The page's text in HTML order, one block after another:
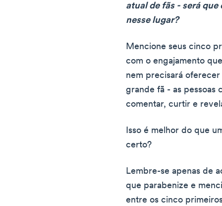
atual de fãs - será
nesse lugar?
Mencione seus cinco
com o engajamento
nem precisará
grande fã - as pessoas
comentar, curtir e
Isso é melhor do que
certo?
Lembre-se apenas de
que parabenize e
entre os cinco